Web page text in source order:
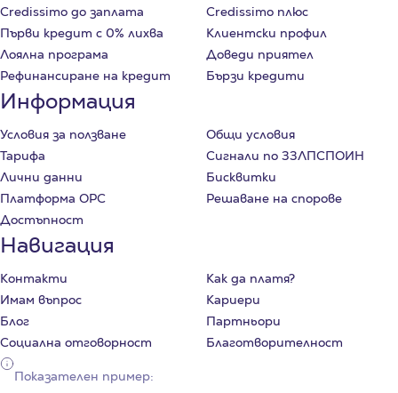
Credissimo до заплата
Credissimo плюс
Първи кредит с 0% лихва
Клиентски профил
Лоялна програма
Доведи приятел
Рефинансиране на кредит
Бързи кредити
Информация
Условия за ползване
Общи условия
Тарифа
Сигнали по ЗЗЛПСПОИН
Лични данни
Бисквитки
Платформа ОРС
Решаване на спорове
Достъпност
Навигация
Контакти
Как да платя?
Имам въпрос
Кариери
Блог
Партньори
Социална отговорност
Благотворителност
Показателен пример: